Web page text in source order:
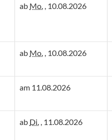
ab Mo. , 10.08.2026
ab Mo. , 10.08.2026
am 11.08.2026
ab Di. , 11.08.2026